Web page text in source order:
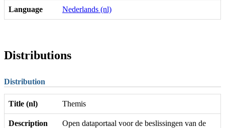
Language Nederlands (nl)
Distributions
Distribution
Title (nl) Themis
Description
Open dataportaal voor de beslissingen van de